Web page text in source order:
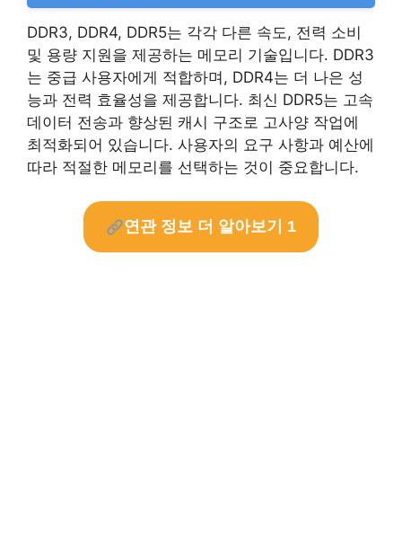
DDR3, DDR4, DDR5는 각각 다른 속도, 전력 소비
및 용량 지원을 제공하는 메모리 기술입니다. DDR3
는 중급 사용자에게 적합하며, DDR4는 더 나은 성
능과 전력 효율성을 제공합니다. 최신 DDR5는 고속
데이터 전송과 향상된 캐시 구조로 고사양 작업에
최적화되어 있습니다. 사용자의 요구 사항과 예산에
따라 적절한 메모리를 선택하는 것이 중요합니다.
연관 정보 더 알아보기 1